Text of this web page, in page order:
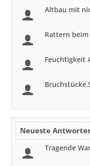
Altbau mit
Rattern beim
Feuchtigkeit
Neueste
Tragende